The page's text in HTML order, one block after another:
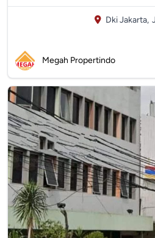
Dki Jakarta,
Megah Propertindo